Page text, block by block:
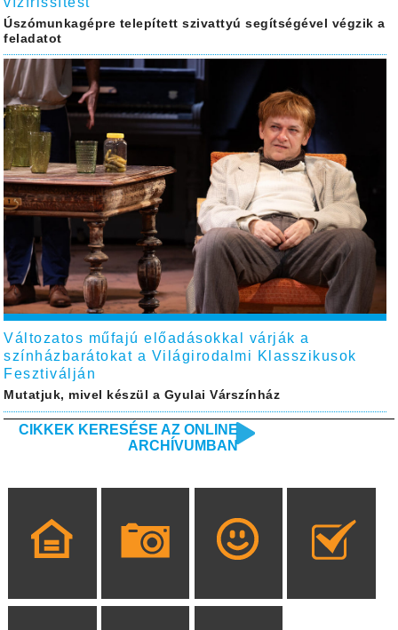
Úszómunkagépre telepített szivattyú segítségével végzik a
feladatot
Változatos műfajú előadásokkal várják a
színházbarátokat a Világirodalmi Klasszikusok
Fesztiválján
Mutatjuk, mivel készül a Gyulai Várszínház
CIKKEK KERESÉSE AZ ONLINE
ARCHÍVUMBAN